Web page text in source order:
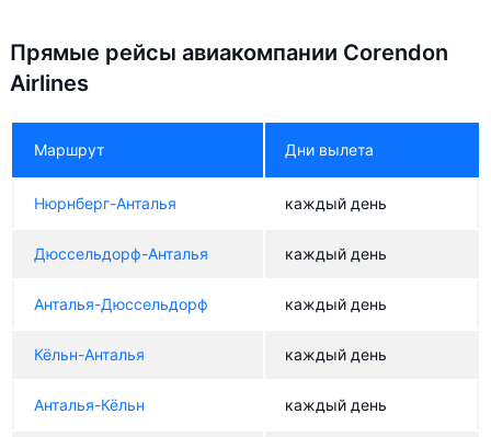
Прямые рейсы авиакомпании Corendon
Airlines
Маршрут Дни вылета
Нюрнберг-Анталья каждый день
Дюссельдорф-Анталья каждый день
Анталья-Дюссельдорф каждый день
Кёльн-Анталья каждый день
Анталья-Кёльн каждый день